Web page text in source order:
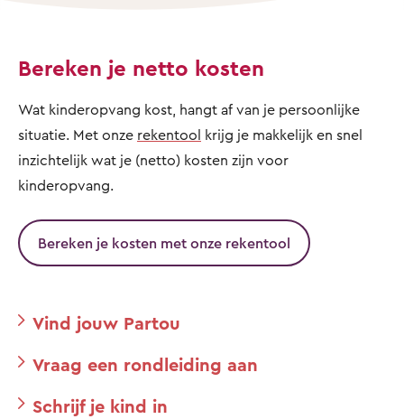
Bereken je netto kosten
Wat kinderopvang kost, hangt af van je persoonlijke
situatie. Met onze rekentool krijg je makkelijk en snel
inzichtelijk wat je (netto) kosten zijn voor
kinderopvang.
Bereken je kosten met onze rekentool
Vind jouw Partou
Vraag een rondleiding aan
Schrijf je kind in